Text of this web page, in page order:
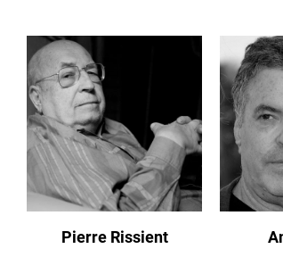
Pierre Rissient